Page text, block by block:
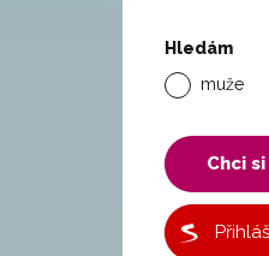
Hledám
muže
Chci